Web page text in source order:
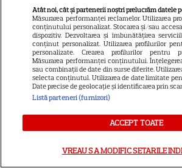
Libertatea pentru
GSP
Știri mondene
Avantaje
Elle
Retete practice
URMĂREȘTE-NE PE
Atât noi, cât și partenerii noștri prelucrăm datele
Măsurarea performanței reclamelor. Utilizarea
conținutului personalizat. Stocarea și/sau
dispozitiv. Dezvoltarea și îmbunătățirea
conținut personalizat. Utilizarea profilurilor
personalizate. Crearea profilurilor pentru
Măsurarea performanței conținutului.
sau combinații de date din surse diferite.
selecta conținutul. Utilizarea de date limitate
Date precise de geolocație și identificarea prin
Listă parteneri (furnizori)
ACCEPT TOATE
VREAU SA MODIFIC SETARILE